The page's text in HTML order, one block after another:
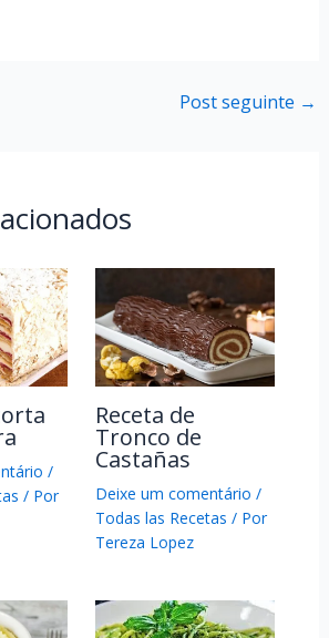
Post seguinte →
/
/ Por
Receta de
Tronco de
Castañas
Deixe um comentário /
Todas las Recetas / Por
Tereza Lopez